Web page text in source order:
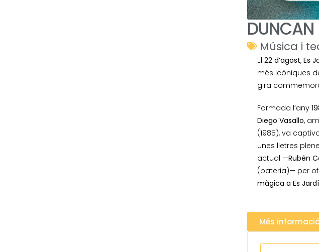
DUNCAN
Música i
El 22 d’agost, Es
més icòniques
gira
Formada l’any
Diego Vasallo,
(1985), va
unes lletres
actual —Rubén
(bateria)— per
màgica a Es Jardí
Més